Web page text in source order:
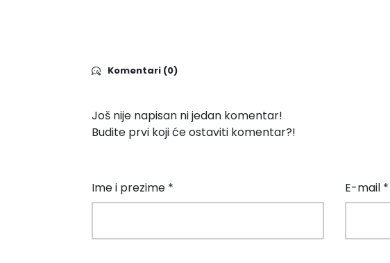
Komentari (0)
Još nije napisan ni jedan komentar!
Budite prvi koji će ostaviti komentar?!
Ime i prezime * E-mail *